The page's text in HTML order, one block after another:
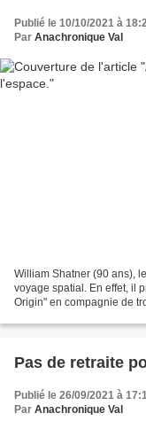
Publié le 10/10/2021 à
Par Anachronique Val
William Shatner (90 ans),
voyage spatial. En effet, il
Origin" en compagnie de
Pas de retraite
Publié le 26/09/2021 à
Par Anachronique Val